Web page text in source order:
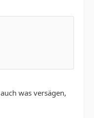
was versägen,